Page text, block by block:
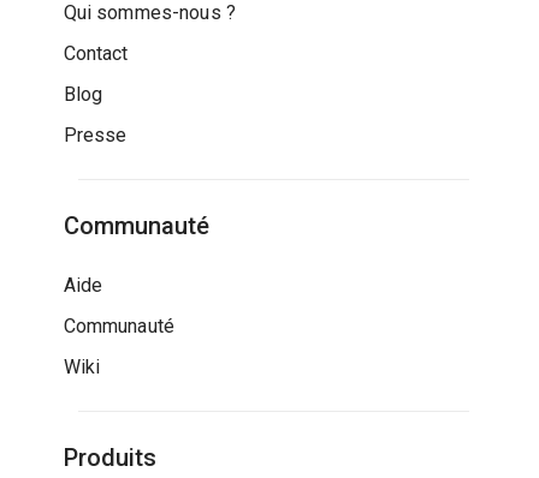
Qui sommes-nous ?
Contact
Blog
Presse
Communauté
Aide
Communauté
Wiki
Produits